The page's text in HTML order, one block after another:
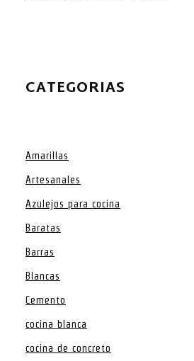
CATEGORIAS
Amarillas
Artesanales
Azulejos para cocina
Baratas
Barras
Blancas
Cemento
cocina blanca
cocina de concreto